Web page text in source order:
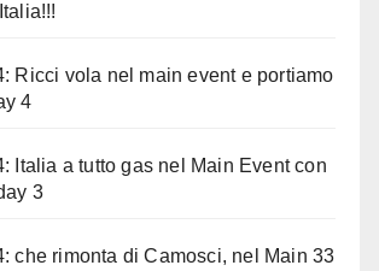
Ricci vola nel main event e portiamo
4
Italia a tutto gas nel Main Event con
3
che rimonta di Camosci, nel Main 33